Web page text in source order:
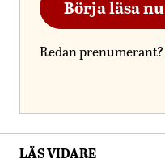
Börja läsa nu
Redan prenumerant?
LÄS VIDARE